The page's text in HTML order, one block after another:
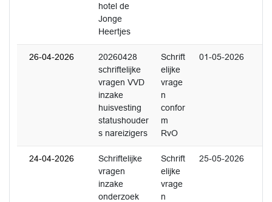
hotel de
Jonge
Heertjes
26-04-2026
20260428
schriftelijke
vragen VVD
inzake
huisvesting
statushouder
s nareizigers
Schrift
elijke
vrage
n
confor
m
RvO
01-05-2026
24-04-2026
Schriftelijke
vragen
inzake
onderzoek
Schrift
elijke
vrage
n
25-05-2026